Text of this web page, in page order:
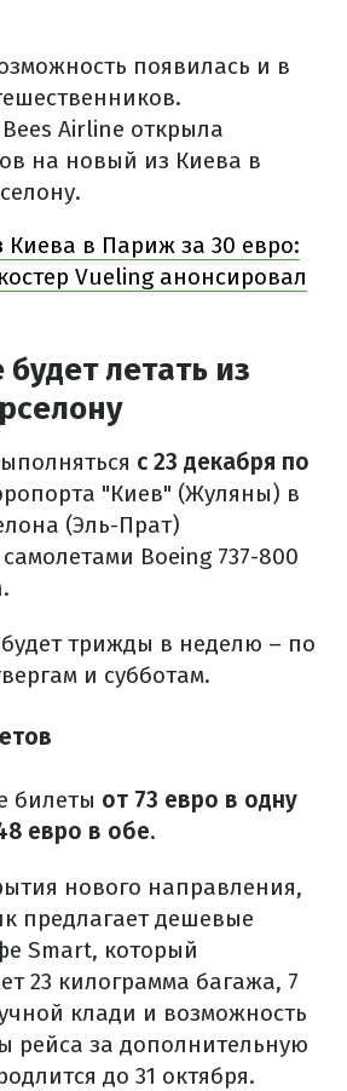
появилась и в
Airline открыла
на новый из Киева в
Киева в Париж за 30 евро:
Vueling анонсировал
летать из
с 23 декабря по
"Киев" (Жуляны) в
(Эль-Прат)
Boeing 737-800
трижды в неделю – по
и субботам.
билеты от 73 евро в одну
евро в обе.
нового направления,
предлагает дешевые
Smart, который
23 килограмма багажа, 7
клади и возможность
рейса за дополнительную
до 31 октября.